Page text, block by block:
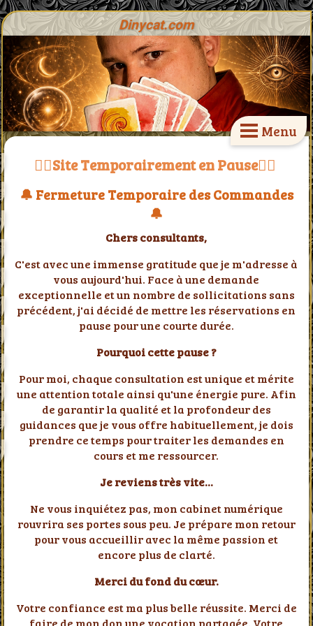
Dinycat.com
Menu
🧘‍♂️Site Temporairement en Pause🧘‍♂️
🔔 Fermeture Temporaire des Commandes
🔔
Chers consultants,
C'est avec une immense gratitude que je m'adresse à
vous aujourd'hui. Face à une demande
exceptionnelle et un nombre de sollicitations sans
précédent, j'ai décidé de mettre les réservations en
pause pour une courte durée.
Pourquoi cette pause ?
Pour moi, chaque consultation est unique et mérite
une attention totale ainsi qu'une énergie pure. Afin
de garantir la qualité et la profondeur des
guidances que je vous offre habituellement, je dois
prendre ce temps pour traiter les demandes en
cours et me ressourcer.
Je reviens très vite...
Ne vous inquiétez pas, mon cabinet numérique
rouvrira ses portes sous peu. Je prépare mon retour
pour vous accueillir avec la même passion et
encore plus de clarté.
Merci du fond du cœur.
Votre confiance est ma plus belle réussite. Merci de
faire de mon don une vocation partagée. Votre